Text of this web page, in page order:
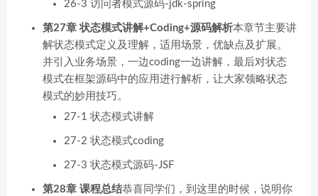
26-3 访问者模式源码-jdk-spring
第27章 状态模式讲解+Coding+源码解析本章节主要讲
解状态模式定义及理解，适用场景，优缺点及扩展。
并引入业务场景，一边coding一边讲解，最后对状态
模式在框架源码中的应用进行解析，让大家领略状态
模式的妙用技巧。
27-1 状态模式讲解
27-2 状态模式coding
27-3 状态模式源码-JSF
第28章 课程总结恭喜同学们，到这里的时候，说明你